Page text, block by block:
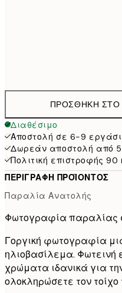
ΠΡΟΣΘΉΚΗ ΣΤΟ
Διαθέσιμο
Αποστολή σε 6-9
Δωρεάν αποστολή από
Πολιτική επιστροφής
ΠΕΡΙΓΡΑΦΉ ΠΡΟΪΌΝΤΟΣ
Παραλία Ανατολής
Φωτογραφία παραλίας
Γοργική φωτογραφία
ηλιοβασίλεμα. Φωτεινή
χρώματα ιδανικά για
ολοκληρώσετε τον